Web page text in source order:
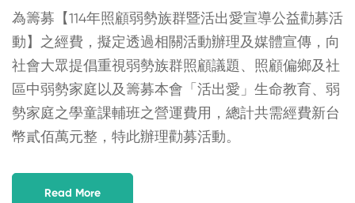
為籌募【114年照顧弱勢族群暨活出愛宣導公益勸募活
動】之經費，擬定透過相關活動辦理及媒體宣傳，向
社會大眾提倡重視弱勢族群照顧議題、照顧偏鄉及社
區中弱勢家庭以及籌募本會「活出愛」生命教育、弱
勢家庭之學童課輔班之營運費用，總計共需經費新台
幣貳佰萬元整，特此辦理勸募活動。
Read More